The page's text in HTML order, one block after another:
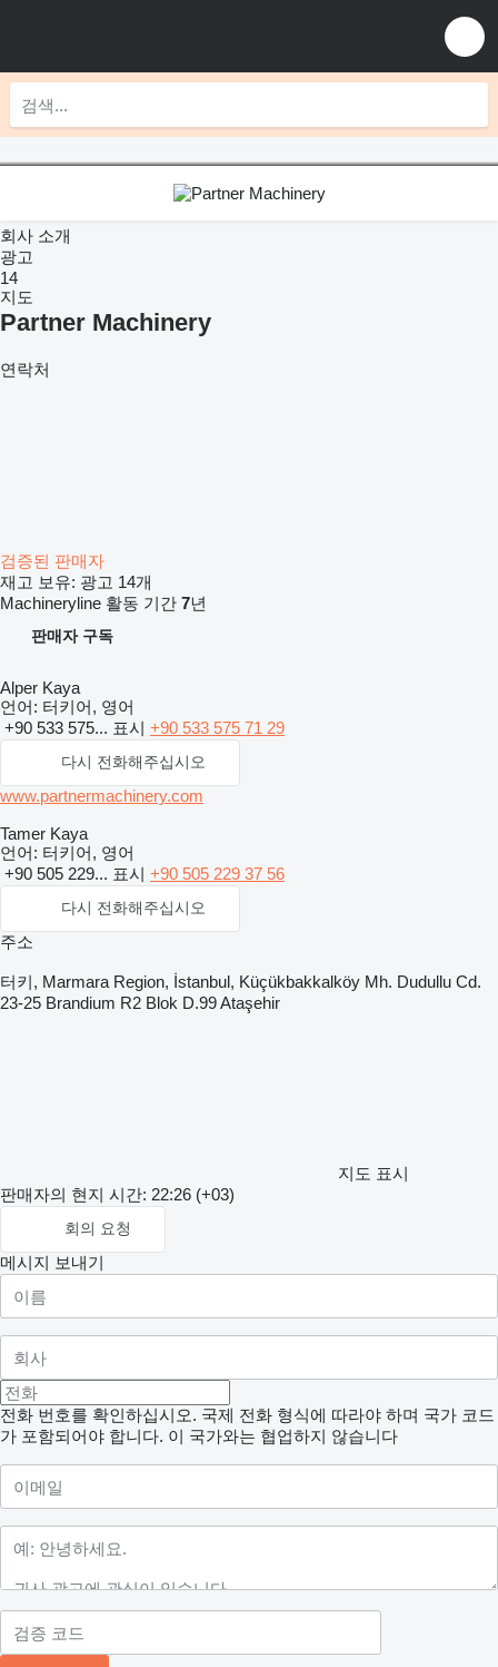
회사 소개
광고
14
지도
Partner Machinery
연락처
검증된 판매자
재고 보유: 광고 14개
Machineryline 활동 기간 7년
판매자 구독
Alper Kaya
언어: 터키어, 영어
+90 533 575... 표시 +90 533 575 71 29
다시 전화해주십시오
www.partnermachinery.com
Tamer Kaya
언어: 터키어, 영어
+90 505 229... 표시 +90 505 229 37 56
다시 전화해주십시오
주소
터키, Marmara Region, İstanbul, Küçükbakkalköy Mh. Dudullu Cd.
23-25 Brandium R2 Blok D.99 Ataşehir
지도 표시
판매자의 현지 시간: 22:26 (+03)
회의 요청
메시지 보내기
전화 번호를 확인하십시오. 국제 전화 형식에 따라야 하며 국가 코드
가 포함되어야 합니다. 이 국가와는 협업하지 않습니다